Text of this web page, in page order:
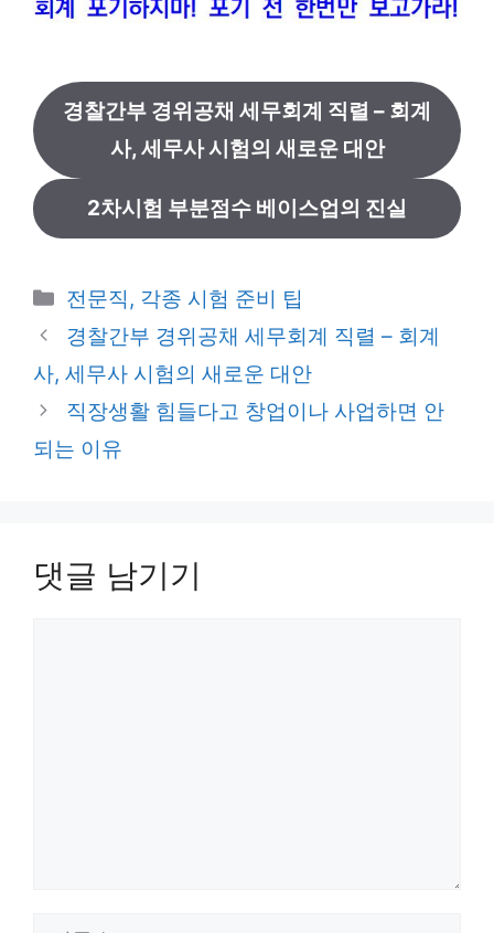
경찰간부 경위공채 세무회계 직렬 – 회계
사, 세무사 시험의 새로운 대안
2차시험 부분점수 베이스업의 진실
카
테
리
전문직, 각종 시험 준비 팁
경찰간부 경위공채 세무회계 직렬 – 회계
사, 세무사 시험의 새로운 대안
직장생활 힘들다고 창업이나 사업하면 안
되는 이유
댓글 남기기